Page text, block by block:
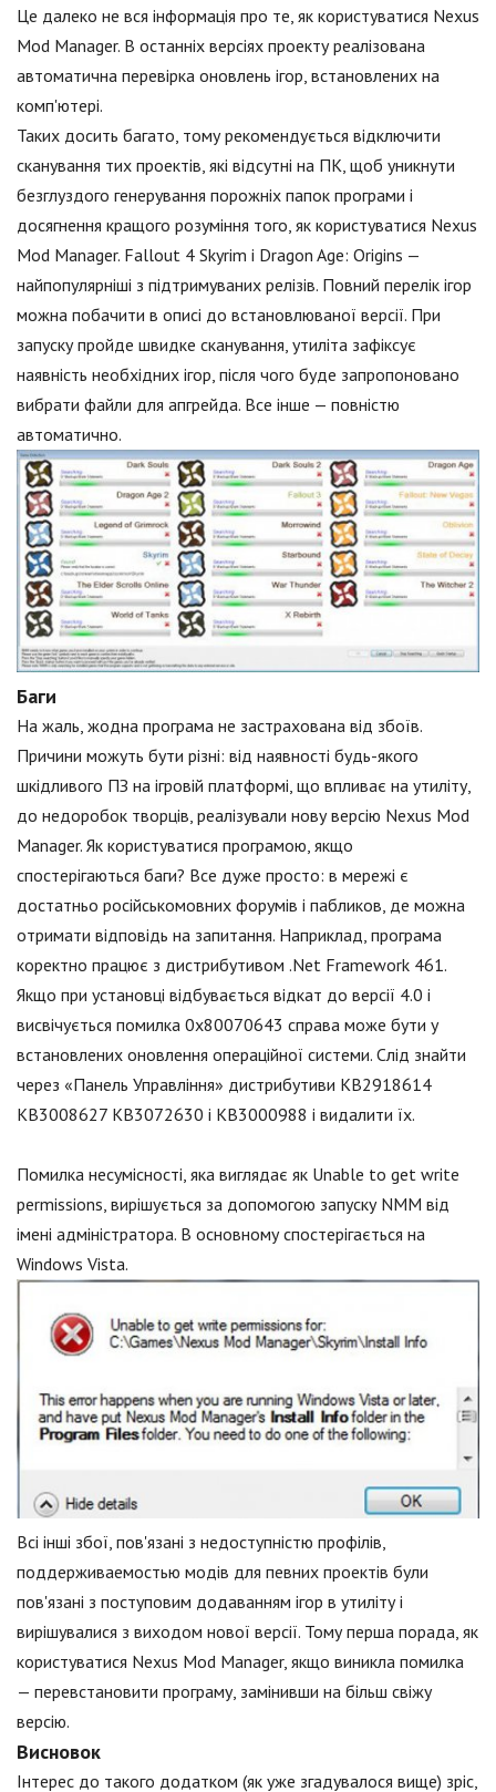
Це далеко не вся інформація про те, як користуватися Nexus
Mod Manager. В останніх версіях проекту реалізована
автоматична перевірка оновлень ігор, встановлених на
комп'ютері.
Таких досить багато, тому рекомендується відключити
сканування тих проектів, які відсутні на ПК, щоб уникнути
безглуздого генерування порожніх папок програми і
досягнення кращого розуміння того, як користуватися Nexus
Mod Manager. Fallout 4 Skyrim і Dragon Age: Origins —
найпопулярніші з підтримуваних релізів. Повний перелік ігор
можна побачити в описі до встановлюваної версії. При
запуску пройде швидке сканування, утиліта зафіксує
наявність необхідних ігор, після чого буде запропоновано
вибрати файли для апгрейда. Все інше — повністю
автоматично.
Баги
На жаль, жодна програма не застрахована від збоїв.
Причини можуть бути різні: від наявності будь-якого
шкідливого ПЗ на ігровій платформі, що впливає на утиліту,
до недоробок творців, реалізували нову версію Nexus Mod
Manager. Як користуватися програмою, якщо
спостерігаються баги? Все дуже просто: в мережі є
достатньо російськомовних форумів і пабликов, де можна
отримати відповідь на запитання. Наприклад, програма
коректно працює з дистрибутивом .Net Framework 461.
Якщо при установці відбувається відкат до версії 4.0 і
висвічується помилка 0x80070643 справа може бути у
встановлених оновлення операційної системи. Слід знайти
через «Панель Управління» дистрибутиви KB2918614
KB3008627 KB3072630 і KB3000988 і видалити їх.
Помилка несумісності, яка виглядає як Unable to get write
permissions, вирішується за допомогою запуску NMM від
імені адміністратора. В основному спостерігається на
Windows Vista.
Всі інші збої, пов'язані з недоступністю профілів,
поддерживаемостью модів для певних проектів були
пов'язані з поступовим додаванням ігор в утиліту і
вирішувалися з виходом нової версії. Тому перша порада, як
користуватися Nexus Mod Manager, якщо виникла помилка
— перевстановити програму, замінивши на більш свіжу
версію.
Висновок
Інтерес до такого додатком (як уже згадувалося вище) зріс,